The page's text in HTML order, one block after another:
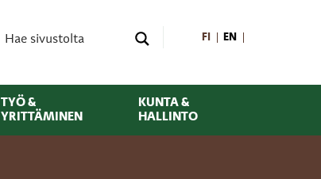
FI EN
TYÖ &
YRITTÄMINEN
KUNTA &
HALLINTO